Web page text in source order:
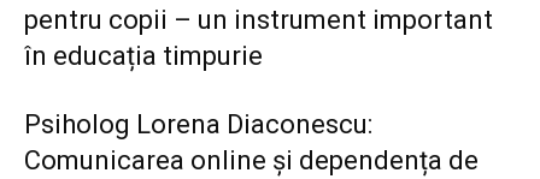
pentru copii – un instrument important
în educația timpurie
Psiholog Lorena Diaconescu:
Comunicarea online și dependența de